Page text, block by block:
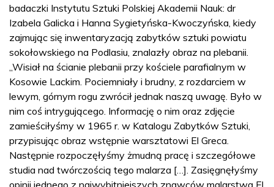
badaczki Instytutu Sztuki Polskiej Akademii Nauk: dr
Izabela Galicka i Hanna Sygietyńska-Kwoczyńska, kiedy
zajmując się inwentaryzacją zabytków sztuki powiatu
sokołowskiego na Podlasiu, znalazły obraz na plebanii.
„Wisiał na ścianie plebanii przy kościele parafialnym w
Kosowie Lackim. Pociemniały i brudny, z rozdarciem w
lewym, górnym rogu zwrócił jednak naszą uwagę. Było w
nim coś intrygującego. Informację o nim oraz zdjęcie
zamieściłyśmy w 1965 r. w Katalogu Zabytków Sztuki,
przypisując obraz wstępnie warsztatowi El Greca.
Następnie rozpoczęłyśmy żmudną pracę i szczegółowe
studia nad twórczością tego malarza […]. Zasięgnęłyśmy
opinii jednego z najwybitniejszych znawców malarstwa El